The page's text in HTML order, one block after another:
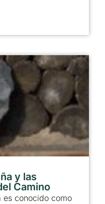
y las
Camino
es conocido como